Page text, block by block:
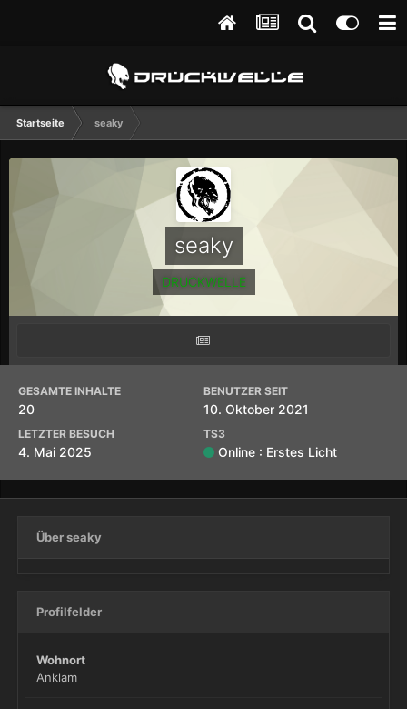
Startseite seaky
seaky
DRUCKWELLE
GESAMTE INHALTE
20
BENUTZER SEIT
10. Oktober 2021
LETZTER BESUCH
4. Mai 2025
TS3
Online : Erstes Licht
Über seaky
Profilfelder
Wohnort
Anklam